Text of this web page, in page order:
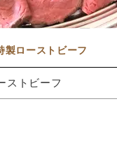
製ローストビーフ
ストビーフ